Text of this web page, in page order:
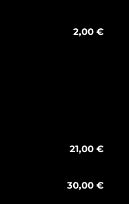
2,00 €
21,00 €
30,00 €